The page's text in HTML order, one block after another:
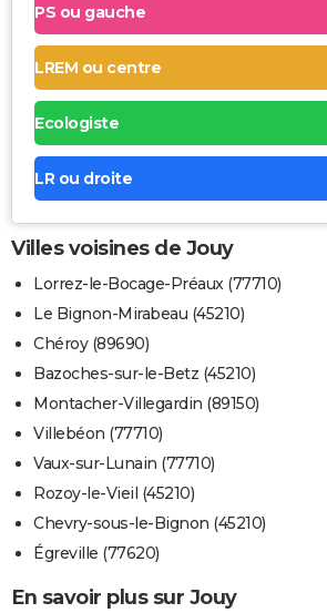
PS ou gauche
LREM ou centre
Ecologiste
LR ou droite
Villes voisines de Jouy
Lorrez-le-Bocage-Préaux (77710)
Le Bignon-Mirabeau (45210)
Chéroy (89690)
Bazoches-sur-le-Betz (45210)
Montacher-Villegardin (89150)
Villebéon (77710)
Vaux-sur-Lunain (77710)
Rozoy-le-Vieil (45210)
Chevry-sous-le-Bignon (45210)
Égreville (77620)
En savoir plus sur Jouy